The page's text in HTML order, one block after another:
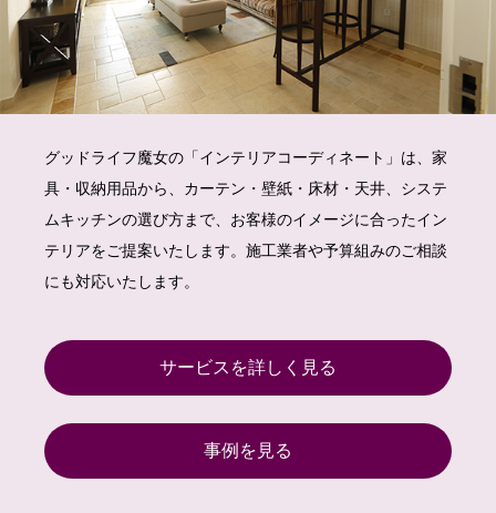
グッドライフ魔女の「インテリアコーディネート」は、家
具・収納用品から、カーテン・壁紙・床材・天井、システ
ムキッチンの選び方まで、お客様のイメージに合ったイン
テリアをご提案いたします。施工業者や予算組みのご相談
にも対応いたします。
サービスを詳しく見る
事例を見る